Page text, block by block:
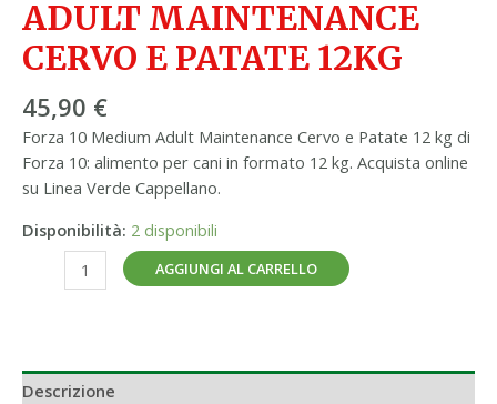
ADULT MAINTENANCE
CERVO E PATATE 12KG
45,90 €
Forza 10 Medium Adult Maintenance Cervo e Patate 12 kg di
Forza 10: alimento per cani in formato 12 kg. Acquista online
su Linea Verde Cappellano.
Disponibilità: 2 disponibili
AGGIUNGI AL CARRELLO
Descrizione